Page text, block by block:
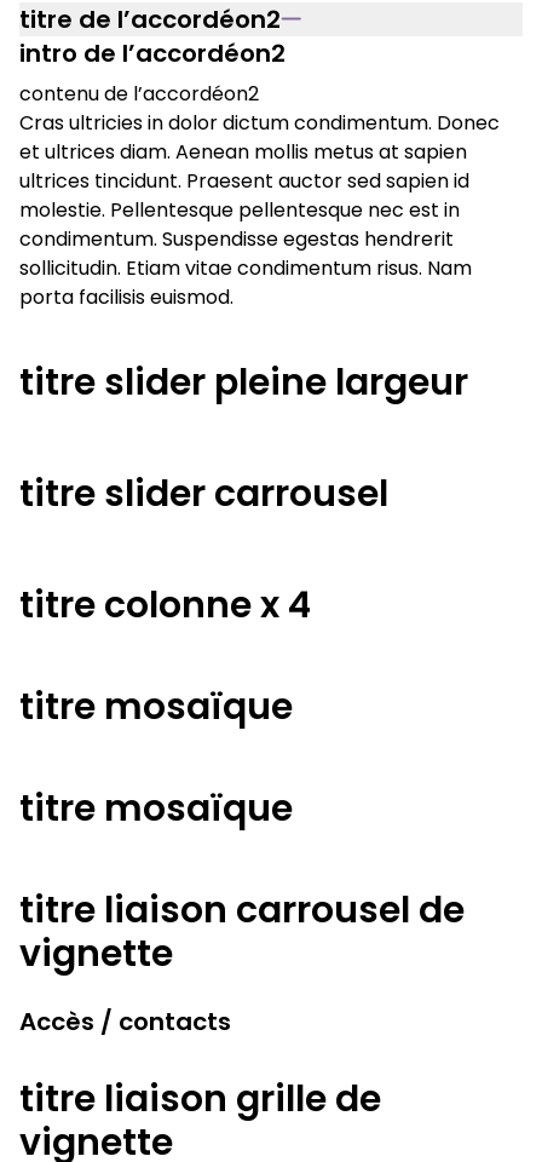
titre de l’accordéon2
intro de l’accordéon2
contenu de l’accordéon2
Cras ultricies in dolor dictum condimentum. Donec
et ultrices diam. Aenean mollis metus at sapien
ultrices tincidunt. Praesent auctor sed sapien id
molestie. Pellentesque pellentesque nec est in
condimentum. Suspendisse egestas hendrerit
sollicitudin. Etiam vitae condimentum risus. Nam
porta facilisis euismod.
titre slider pleine largeur
titre slider carrousel
titre colonne x 4
titre mosaïque
titre mosaïque
titre liaison carrousel de
vignette
Accès / contacts
titre liaison grille de
vignette